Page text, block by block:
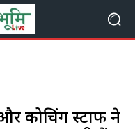
और कोचिंग स्टाफ ने